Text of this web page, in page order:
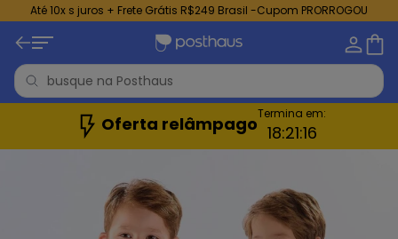
Até 10x s juros + Frete Grátis R$249 Brasil -Cupom PRORROGOU
Oferta relâmpagoTermina em:
18:21:16